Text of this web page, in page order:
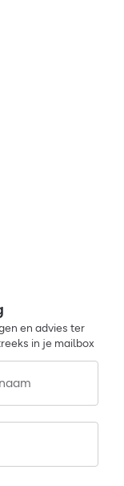
en advies ter
in je mailbox